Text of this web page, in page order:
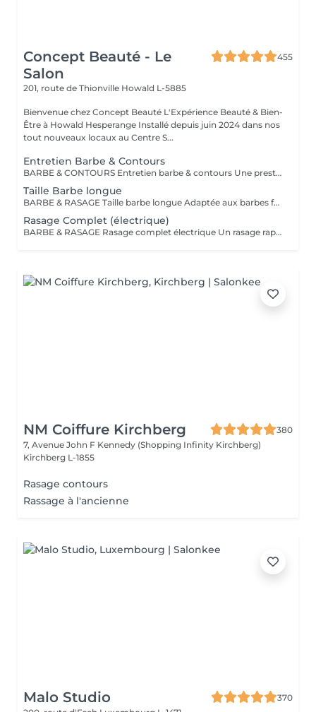
Concept Beauté - Le
Salon
455
201, route de Thionville Howald L-5885
Bienvenue chez Concept Beauté L'Expérience Beauté & Bien-
Être à Howald Hesperange Installé depuis juin 2024 dans nos
tout nouveaux locaux au Centre S...
Entretien Barbe & Contours
BARBE & CONTOURS Entretien barbe & contours Une prestation idéale pour entretenir votre barbe et lui donner une forme nette et soignée. Cyril redéfinit les contours avec précision et travaille la longueur pour un résultat harmonieux. Finition aux ciseaux et à la tondeuse. Bienvenue dans notre espace Barber avec Cyril, notre expert barbier Nous accueillons notre clientèle masculine dans un espace Barber élégant et moderne, où Cyril, notre barbier, met son expertise au service de votre style. Que ce soit pour une coupe de cheveux impeccable ou un soin de barbe sur mesure, chaque prestation est réalisée avec précision et savoir-faire, dans une ambiance conviviale et raffinée.
Taille Barbe longue
BARBE & RASAGE Taille barbe longue Adaptée aux barbes fournies et longues, cette prestation permet d'équilibrer les volumes et de structurer votre barbe tout en respectant votre style. La coupe est réalisée aux ciseaux et à la tondeuse, avec des soins spécifiques pour nourrir et discipliner le poil. Bienvenue dans notre espace Barber avec Cyril, notre expert barbier Nous accueillons notre clientèle masculine dans un espace Barber élégant et moderne, où Cyril, notre barbier, met son expertise au service de votre style. Que ce soit pour une coupe de cheveux impeccable ou un soin de barbe sur mesure, chaque prestation est réalisée avec précision et savoir-faire, dans une ambiance conviviale et raffinée.
Rasage Complet (électrique)
BARBE & RASAGE Rasage complet électrique Un rasage rapide et efficace réalisé à la tondeuse et à la shavette électrique, idéal pour un look soigné et sans irritation. Bienvenue dans notre espace Barber avec Cyril, notre expert barbier Nous accueillons notre clientèle masculine dans un espace Barber élégant et moderne, où Cyril, notre barbier, met son expertise au service de votre style. Que ce soit pour une coupe de cheveux impeccable ou un soin de barbe sur mesure, chaque prestation est réalisée avec précision et savoir-faire, dans une ambiance conviviale et raffinée.
NM Coiffure Kirchberg
380
7, Avenue John F Kennedy (Shopping Infinity Kirchberg)
Kirchberg L-1855
Rasage contours
Rassage à l'ancienne
Malo Studio
370